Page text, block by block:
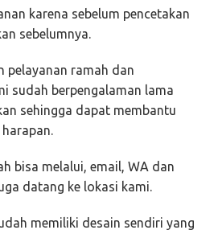
karena sebelum pencetakan
sebelumnya.
pelayanan ramah dan
sudah berpengalaman lama
sehingga dapat membantu
bisa melalui, email, WA dan
datang ke lokasi kami.
memiliki desain sendiri yang